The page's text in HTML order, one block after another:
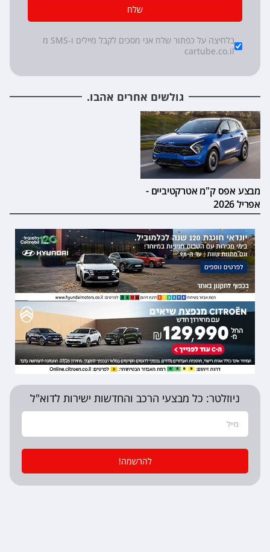
שלח
Checkboxes
*
בלחיצה על כפתור שלח אני מסכים לקבל מיילים ו-SMS מ
cartube.co.il
גולשים אחרים אהבו.
מבצע אפס ק"מ אטרקטיביים -
אפריל 2026
ניוזלטר: כל מבצעי הרכב והחדשות ישירות לדוא"ל
להרשמה!